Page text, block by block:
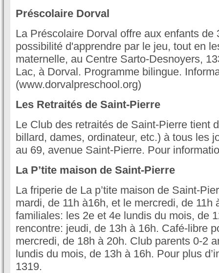
Préscolaire Dorval
La Préscolaire Dorval offre aux enfants de
possibilité d'apprendre par le jeu, tout en
maternelle, au Centre Sarto-Desnoyers,
Lac, à Dorval. Programme bilingue.
(www.dorvalpreschool.org)
Les Retraités de Saint-Pierre
Le Club des retraités de Saint-Pierre tient
billard, dames, ordinateur, etc.) à tous les
au 69, avenue Saint-Pierre. Pour
La P’tite maison de Saint-Pierre
La friperie de La p’tite maison de Saint-
mardi, de 11h à16h, et le mercredi, de 11h
familiales: les 2e et 4e lundis du mois, de
rencontre: jeudi, de 13h à 16h. Café-libre
mercredi, de 18h à 20h. Club parents 0-2
lundis du mois, de 13h à 16h. Pour plus
1319.